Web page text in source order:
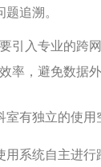
追溯。
引入专业的跨
率，避免数据
室有独立的使
用系统自主进